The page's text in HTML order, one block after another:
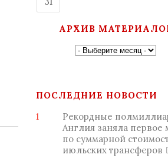
АРХИВ
ПОСЛЕДНИЕ НОВОСТИ
1
Рекордные
Англия заняла первое
по суммарной
июльских трансферов